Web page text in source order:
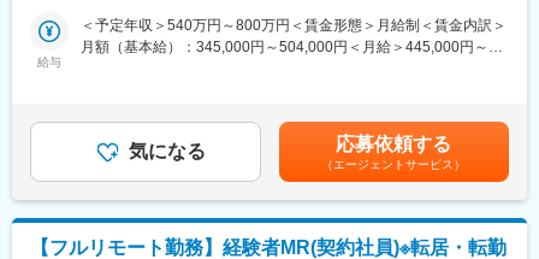
ム、CNS専門育成プログラムなどがあり、専門領域MRの育成も
しています。
や面談のほか、必要に応じて素早くバックアップに入るなど、MR
として結果を出せるように万全のサポート体制を整えています。
(3)豊富なプロジェクト数、50社を超える多数の取引メーカー：同
業他社と比較しても、多くのプロジェクト数があり、様々なご経
験を活かしていただくことが可能です。20代～60代までの幅広い
年代のMRの方が活躍されています。
用情報を収集を行っていただきます。
・新薬のプロモーション
※プロジェクトマネージャー、スーパーバイザー(SV)より、日々の
活動についてフォローを受けられる環境です。全国にSVを配置
し、素早くフォローができる体制をとっています。
■組織：約600名のコントラクトMRが在籍しています。社長をは
じめ、役員クラスが元MR出身のためMRのキャリアや育成、長期
就業について力を入れている企業です。
給与
＜予定年収＞540万円～800万円＜賃金形態＞月給制＜賃金内訳＞
月額（基本給）：345,000円～504,000円＜月給＞445,000円～
す。※その他の手当は「待遇・福利厚生」欄をご参照ください。昇
給：年1回★頑張りに応じて年収UP★赴任先の評価次第で大幅に
年収をUPできます。（年2回業績給改定）賃金はあくまでも目安
の金額であり、選考を通じて上下する可能性があります。月給(月
額)は固定手当を含めた表記です。
気になる 応募依頼する
（エージェントサービス）
【フルリモート勤務】経験者MR(契約社員)※転居・転勤